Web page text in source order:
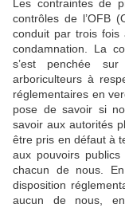
Les contraintes de
contrôles de l’OFB
conduit par trois fois
condamnation. La
s’est penchée
arboriculteurs à
réglementaires en
pose de savoir si
savoir aux autorités
être pris en défaut à
aux pouvoirs
chacun de nous.
disposition
aucun de nous,